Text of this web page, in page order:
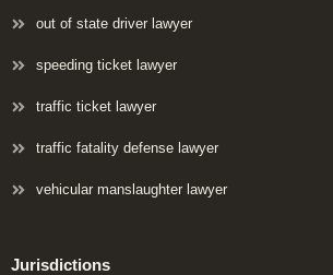
out of state driver lawyer
speeding ticket lawyer
traffic ticket lawyer
traffic fatality defense lawyer
vehicular manslaughter lawyer
Jurisdictions